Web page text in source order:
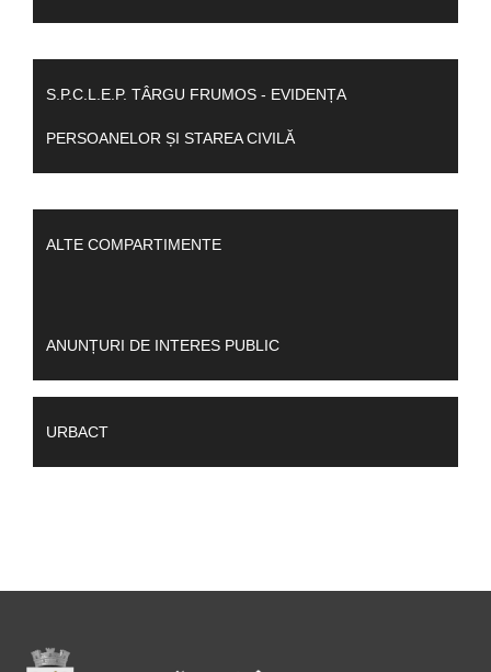
S.P.C.L.E.P. TÂRGU FRUMOS - EVIDENȚA
PERSOANELOR ȘI STAREA CIVILĂ
ALTE COMPARTIMENTE
ANUNȚURI DE INTERES PUBLIC
URBACT